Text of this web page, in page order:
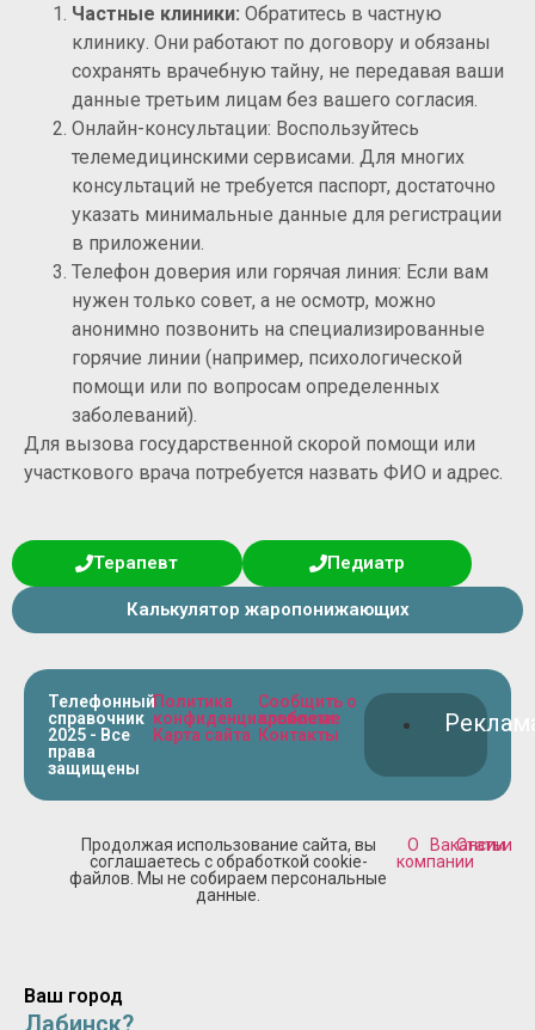
Частные клиники: Обратитесь в частную
клинику. Они работают по договору и обязаны
сохранять врачебную тайну, не передавая ваши
данные третьим лицам без вашего согласия.
Онлайн-консультации: Воспользуйтесь
телемедицинскими сервисами. Для многих
консультаций не требуется паспорт, достаточно
указать минимальные данные для регистрации
в приложении.
Телефон доверия или горячая линия: Если вам
нужен только совет, а не осмотр, можно
анонимно позвонить на специализированные
горячие линии (например, психологической
помощи или по вопросам определенных
заболеваний).
Для вызова государственной скорой помощи или
участкового врача потребуется назвать ФИО и адрес.
Терапевт Педиатр
Калькулятор жаропонижающих
Телефонный
справочник
2025 - Все
права
защищены
Политика
конфиденциальности
Карта сайта
Сообщить о
проблеме
Контакты
Продолжая использование сайта, вы
соглашаетесь с обработкой cookie-
файлов. Мы не собираем персональные
данные.
О
компании
Вакансии
Статьи
Ваш город